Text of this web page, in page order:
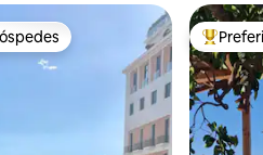
preferidos dos hóspedes Entre